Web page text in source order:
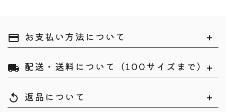
payment お支払い方法について
local_shipping 配送・送料について（100サイズまで）
replay 返品について